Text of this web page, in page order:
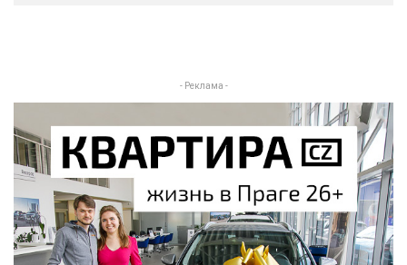
- Реклама -